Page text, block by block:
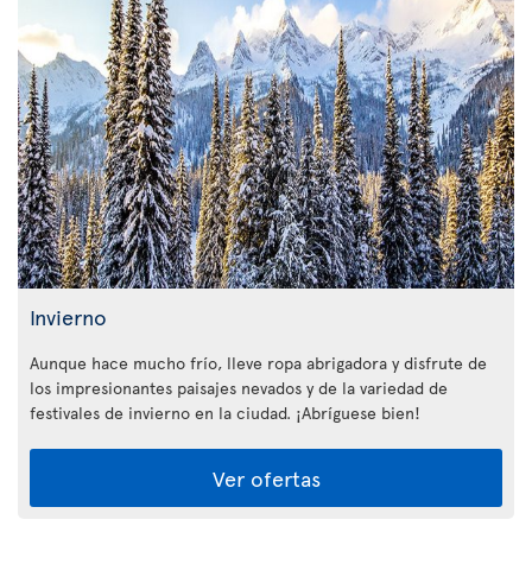
Invierno
Aunque hace mucho frío, lleve ropa abrigadora y disfrute de
los impresionantes paisajes nevados y de la variedad de
festivales de invierno en la ciudad. ¡Abríguese bien!
Ver ofertas